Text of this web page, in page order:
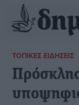
ΤΟΠΙΚΈΣ ΕΙΔΉΣΕΙΣ